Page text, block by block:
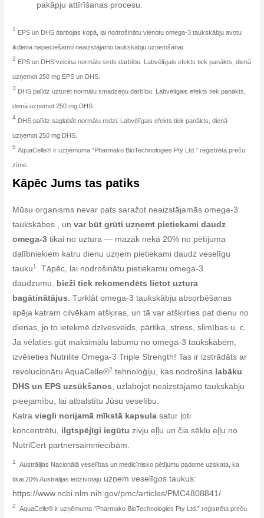
pakāpju attīrīšanas procesu.
1 EPS un DHS darbojas kopā, lai nodrošinātu vienotu omega-3 taukskābju avotu
ikdienā nepieciešamo neaizstājamo taukskābju uzņemšanai
2 EPS un DHS veicina normālu sirds darbību. Labvēlīgais efekts tiek panākts, dienā
uzņemot 250 mg EPS un DHS
3 DHS palīdz uzturēt normālu smadzeņu darbību. Labvēlīgais efekts tiek panākts,
dienā uzņemot 250 mg DHS
4 DHS palīdz saglabāt normālu redzi. Labvēlīgais efekts tiek panākts, dienā
uzņemot 250 mg DHS
5 AquaCelle® ir uzņēmuma “Pharmako BioTechnologies Pty Ltd.” reģistrēta preču
zīme
Kāpēc Jums tas patiks
Mūsu organisms nevar pats saražot neaizstājamās omega-3
taukskābes , unvar būt grūti uzņemt pietiekami daudz
omega-3 tikai no uztura — mazāk nekā 20% no pētījuma
dalībniekiem katru dienu uzņem pietiekami daudz veselīgu
tauku1. Tāpēc, lai nodrošinātu pietiekamu omega-3
daudzumu, bieži tiek rekomendēts lietot uztura
bagātinātājus. Turklāt omega-3 taukskābju absorbēšanas
spēja katram cilvēkam atšķiras, un tā var atšķirties pat dienu no
dienas, jo to ietekmē dzīvesveids, pārtika, stress, slimības u. c.
Ja vēlaties gūt maksimālu labumu no omega-3 taukskābēm,
izvēlieties Nutrilite Omega-3 Triple Strength! Tas ir izstrādāts ar
revolucionāru AquaCelle®2 tehnoloģiju, kas nodrošina labāku
DHS un EPS uzsūkšanos, uzlabojot neaizstājamo taukskābju
pieejamību, lai atbalstītu Jūsu veselību.
Katraviegli norijamā mīkstā kapsula satur ļoti
koncentrētu, ilgtspējīgi iegūtu zivju eļļu un čia sēklu eļļu no
NutriCert partnersaimniecībām.
1 Austrālijas Nacionālā veselības un medicīnisko pētījumu padome uzskata, ka
tikai 20% Austrālijas iedzīvotāju uzņem veselīgos taukus:
https://www.ncbi.nlm.nih.gov/pmc/articles/PMC4808841/
2 AquaCelle® ir uzņēmuma “Pharmako BioTechnologies Pty Ltd.” reģistrēta preču